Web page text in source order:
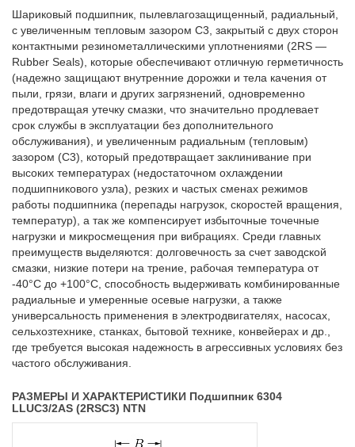
Шариковый подшипник, пылевлагозащищенный, радиальный,
с увеличенным тепловым зазором C3, закрытый с двух сторон
контактными резинометаллическими уплотнениями (2RS —
Rubber Seals), которые обеспечивают отличную герметичность
(надежно защищают внутренние дорожки и тела качения от
пыли, грязи, влаги и других загрязнений, одновременно
предотвращая утечку смазки, что значительно продлевает
срок службы в эксплуатации без дополнительного
обслуживания), и увеличенным радиальным (тепловым)
зазором (C3), который предотвращает заклинивание при
высоких температурах (недостаточном охлаждении
подшипникового узла), резких и частых сменах режимов
работы подшипника (перепады нагрузок, скоростей вращения,
температур), а так же компенсирует избыточные точечные
нагрузки и микросмещения при вибрациях. Среди главных
преимуществ выделяются: долговечность за счет заводской
смазки, низкие потери на трение, рабочая температура от
-40°C до +100°C, способность выдерживать комбинированные
радиальные и умеренные осевые нагрузки, а также
универсальность применения в электродвигателях, насосах,
сельхозтехнике, станках, бытовой технике, конвейерах и др.,
где требуется высокая надежность в агрессивных условиях без
частого обслуживания.
РАЗМЕРЫ И ХАРАКТЕРИСТИКИ Подшипник 6304
LLUC3/2AS (2RSC3) NTN